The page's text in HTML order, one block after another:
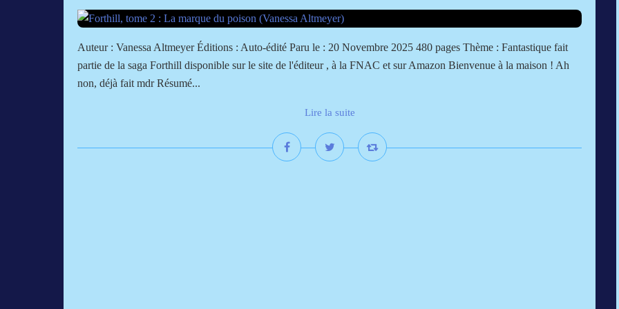
Auteur : Vanessa Altmeyer Éditions : Auto-édité Paru le : 20 Novembre 2025 480 pages Thème : Fantastique fait
partie de la saga Forthill disponible sur le site de l'éditeur , à la FNAC et sur Amazon Bienvenue à la maison ! Ah
non, déjà fait mdr Résumé...
Lire la suite